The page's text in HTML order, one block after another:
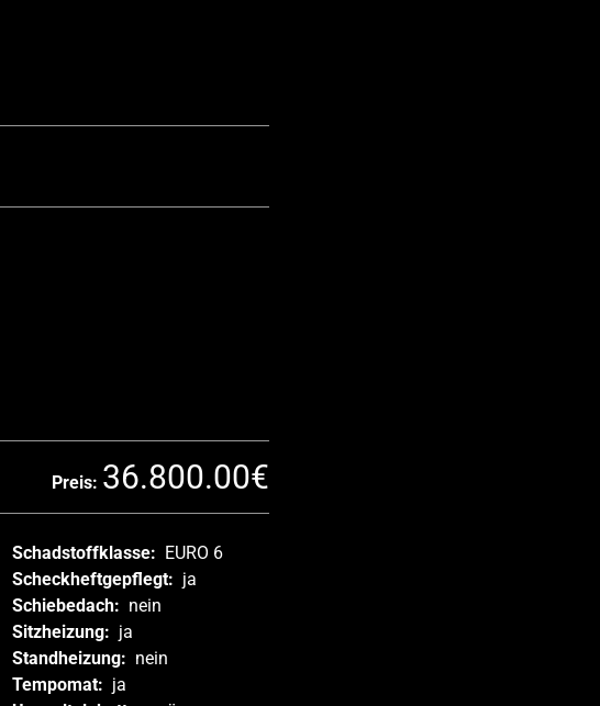
Preis: 36.800.00€
Schadstoffklasse: EURO 6
Scheckheftgepflegt: ja
Schiebedach: nein
Sitzheizung: ja
Standheizung: nein
Tempomat: ja